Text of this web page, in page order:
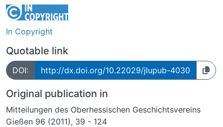
In Copyright
Quotable link
DOI: http://dx.doi.org/10.22029/jlupub-4030
Original publication in
Mitteilungen des Oberhessischen Geschichtsvereins
Gießen 96 (2011), 39 - 124